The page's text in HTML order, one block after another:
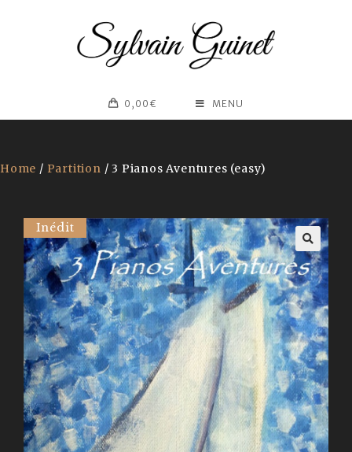
0,00 € MENU
Home / Partition / 3 Pianos Aventures (easy)
🔍
Inédit